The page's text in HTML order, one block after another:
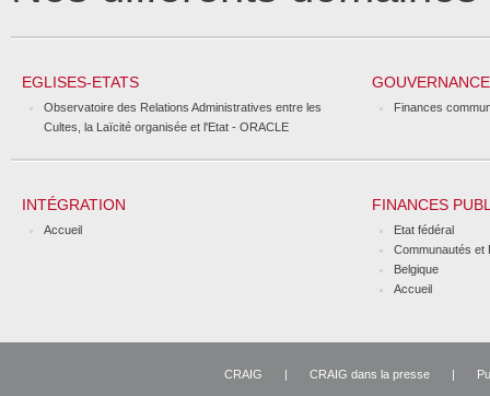
EGLISES-ETATS
Observatoire des Relations Administratives entre les
Cultes, la Laïcité organisée et l'Etat - ORACLE
Finances
INTÉGRATION
Accueil
FINANCES
Etat fédéral
Communautés et
Belgique
Accueil
CRAIG | CRAIG dans la presse |